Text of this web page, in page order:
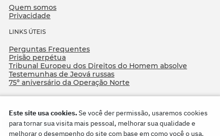
Quem somos
Privacidade
LINKS ÚTEIS
Perguntas Frequentes
Prisão perpétua
Tribunal Europeu dos Direitos do Homem absolve
Testemunhas de Jeová russas
75º aniversário da Operação Norte
Este site usa cookies.Se você der permissão, usaremos cookies
para tornar sua visita mais pessoal, melhorar sua qualidade e
melhorar o desempenho do site com base em como você o usa.